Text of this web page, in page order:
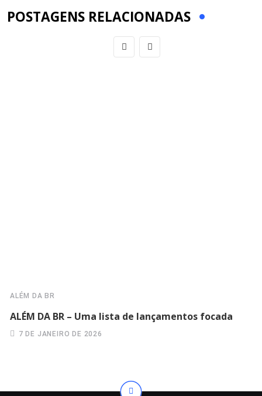
POSTAGENS RELACIONADAS
ALÉM DA BR
ALÉM DA BR – Uma lista de lançamentos focada
7 DE JANEIRO DE 2026